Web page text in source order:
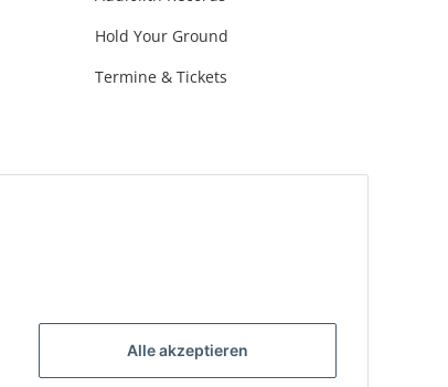
Alle akzeptieren
Hold Your Ground
Termine & Tickets